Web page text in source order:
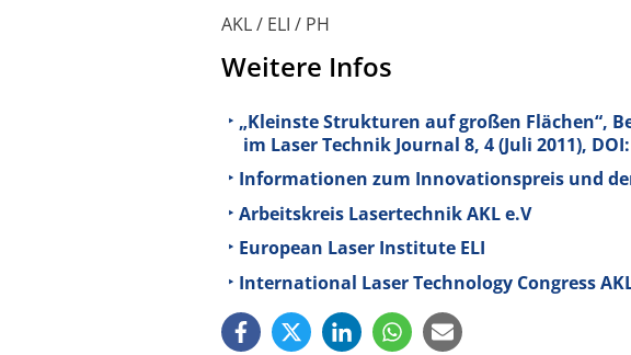
AKL / ELI / PH
Weitere Infos
„Kleinste Strukturen auf großen Flächen“,
im Laser Technik Journal 8, 4 (Juli 2011),
Informationen zum Innovationspreis und
Arbeitskreis Lasertechnik AKL e.V
European Laser Institute ELI
International Laser Technology Congress